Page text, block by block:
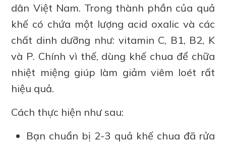
dân Việt Nam. Trong thành phần của quả
khế có chứa một lượng acid oxalic và các
chất dinh dưỡng như: vitamin C, B1, B2, K
và P. Chính vì thế, dùng khế chua để chữa
nhiệt miệng giúp làm giảm viêm loét rất
hiệu quả.
Cách thực hiện như sau:
Bạn chuẩn bị 2-3 quả khế chua đã rửa